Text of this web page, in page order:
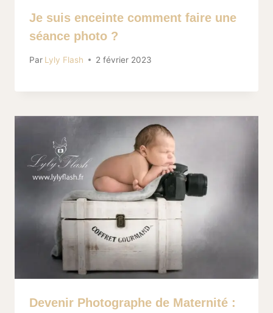
Je suis enceinte comment faire une
séance photo ?
Par Lyly Flash 2 février 2023
Devenir Photographe de Maternité :